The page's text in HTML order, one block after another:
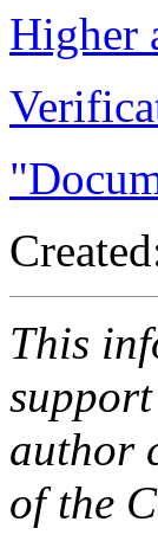
Higher
This
author
of the